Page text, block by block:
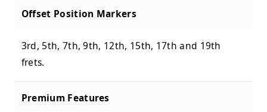
Offset Position Markers
3rd, 5th, 7th, 9th, 12th, 15th, 17th and 19th
frets.
Premium Features